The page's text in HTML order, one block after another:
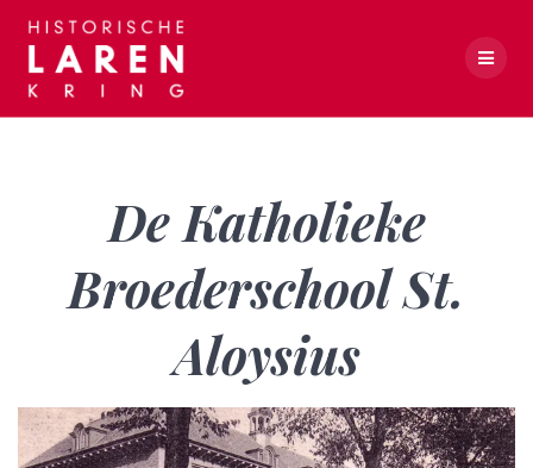
De Katholieke
Broederschool St.
Aloysius